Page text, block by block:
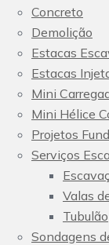
Concreto
Demolição
Estacas
Estacas
Mini
Mini Hélice
Projetos
Serviços
Valas
Tubulão
Sondagens